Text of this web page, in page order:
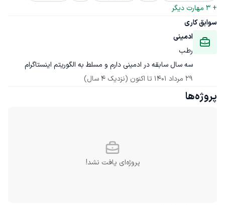
+
3 مهارت دیگر
سوابق کاری
ادمینی
رطب
سه سال سابقه در ادمینی دارم و مسلط به الگوریتم اینستاگرام
29 مرداد 1401
تا اکنون (نزدیک 4 سال)
پروژه‌ها
پروژه‌ای یافت نشد!